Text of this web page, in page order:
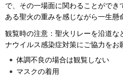
で、その一場面に関わることがで
ある聖火の重みを感じながら一生懸
観覧時の注意：聖火リレーを沿道な
ナウイルス感染症対策にご協力をお
体調不良の場合は観覧しない
マスクの着用